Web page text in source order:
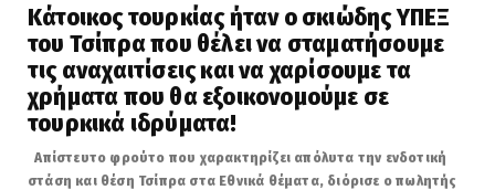
Κάτοικος τουρκίας ήταν ο σκιώδης ΥΠΕΞ
του Τσίπρα που θέλει να σταματήσουμε
τις αναχαιτίσεις και να χαρίσουμε τα
χρήματα που θα εξοικονομούμε σε
τουρκικά ιδρύματα!
Απίστευτο φρούτο που χαρακτηρίζει απόλυτα την ενδοτική
στάση και θέση Τσίπρα στα Εθνικά θέματα, διόρισε ο πωλητής